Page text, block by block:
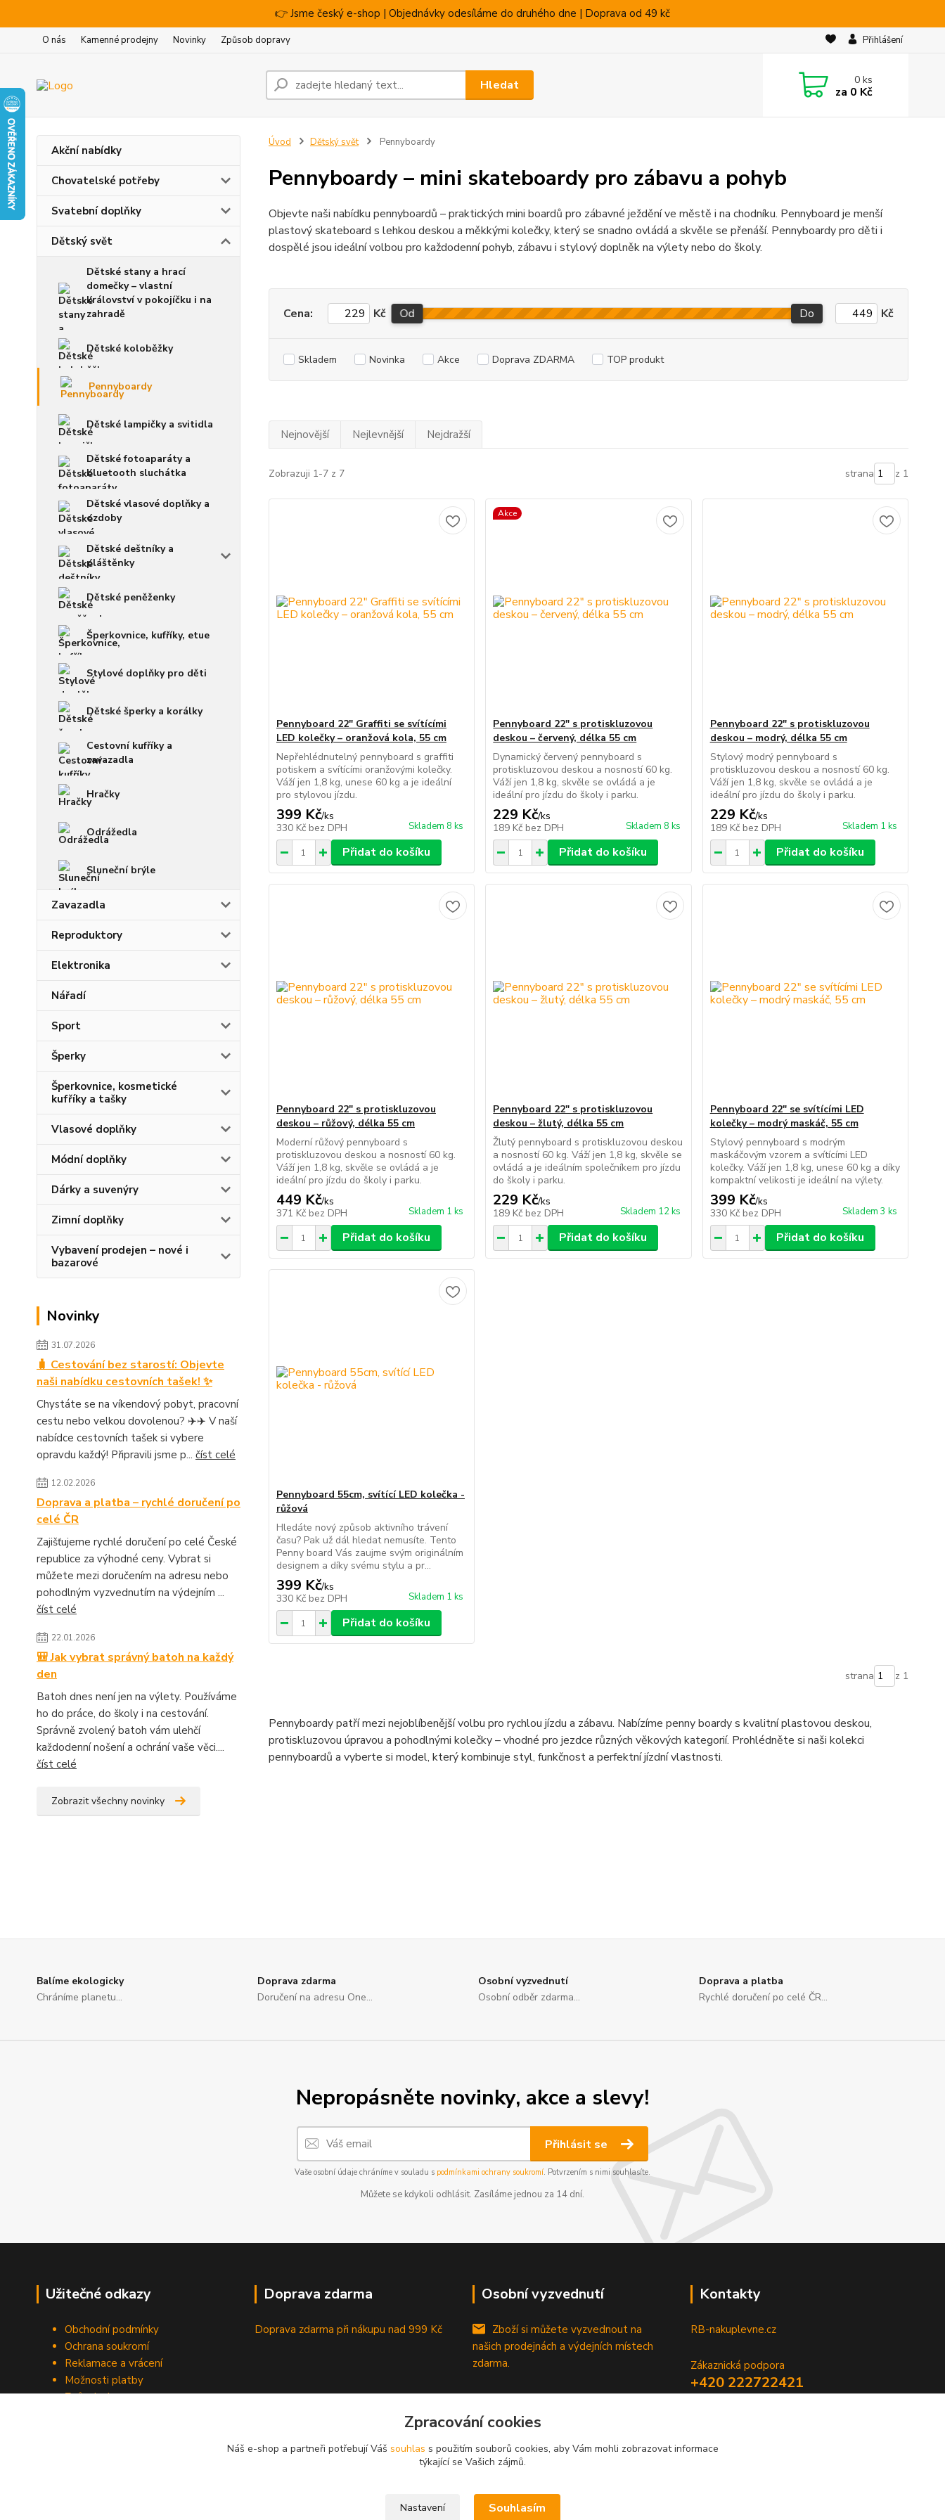
👉 Jsme český e-shop | Objednávky odesíláme do druhého dne | Doprava od 49 kč
O nás Kamenné prodejny Novinky Způsob dopravy Přihlášení
Hledat 0ks
za 0 Kč
Akční nabídky
Chovatelské potřeby
Svatební doplňky
Dětský svět
Dětské stany a hrací
domečky – vlastní
království v pokojíčku i na
zahradě
Dětské koloběžky
Pennyboardy
Dětské lampičky a svitidla
Dětské fotoaparáty a
bluetooth sluchátka
Dětské vlasové doplňky a
ozdoby
Dětské deštníky a
pláštěnky
Dětské peněženky
Šperkovnice, kufříky, etue
Stylové doplňky pro děti
Dětské šperky a korálky
Cestovní kufříky a
zavazadla
Hračky
Odrážedla
Sluneční brýle
Zavazadla
Reproduktory
Elektronika
Nářadí
Sport
Šperky
Šperkovnice, kosmetické
kufříky a tašky
Vlasové doplňky
Módní doplňky
Dárky a suvenýry
Zimní doplňky
Vybavení prodejen – nové i
bazarové
Novinky
31.07.2026
🧳 Cestování bez starostí: Objevte
naši nabídku cestovních tašek! ✨
Chystáte se na víkendový pobyt, pracovní
cestu nebo velkou dovolenou? ✈️✈️ V naší
nabídce cestovních tašek si vybere
opravdu každý! Připravili jsme p... číst celé
12.02.2026
Doprava a platba – rychlé doručení po
celé ČR
Zajišťujeme rychlé doručení po celé České
republice za výhodné ceny. Vybrat si
můžete mezi doručením na adresu nebo
pohodlným vyzvednutím na výdejním ...
číst celé
22.01.2026
🎒 Jak vybrat správný batoh na každý
den
Batoh dnes není jen na výlety. Používáme
ho do práce, do školy i na cestování.
Správně zvolený batoh vám ulehčí
každodenní nošení a ochrání vaše věci....
číst celé
Zobrazit všechny novinky
Úvod Dětský svět Pennyboardy
Pennyboardy – mini skateboardy pro zábavu a pohyb
Objevte naši nabídku pennyboardů – praktických mini boardů pro zábavné ježdění ve městě i na chodníku. Pennyboard je menší
plastový skateboard s lehkou deskou a měkkými kolečky, který se snadno ovládá a skvěle se přenáší. Pennyboardy pro děti i
dospělé jsou ideální volbou pro každodenní pohyb, zábavu i stylový doplněk na výlety nebo do školy.
Cena: Kč Od Do Kč
Skladem Novinka Akce Doprava ZDARMA TOP produkt
Nejnovější Nejlevnější Nejdražší
Zobrazuji 1-7 z 7 strana z 1
Pennyboard 22" Graffiti se svítícími
LED kolečky – oranžová kola, 55 cm
Nepřehlédnutelný pennyboard s graffiti
potiskem a svítícími oranžovými kolečky.
Váží jen 1,8 kg, unese 60 kg a je ideální
pro stylovou jízdu.
399 Kč/ks
330 Kč bez DPH Skladem 8 ks
Přidat do košíku
Akce
Pennyboard 22" s protiskluzovou
deskou – červený, délka 55 cm
Dynamický červený pennyboard s
protiskluzovou deskou a nosností 60 kg.
Váží jen 1,8 kg, skvěle se ovládá a je
ideální pro jízdu do školy i parku.
229 Kč/ks
189 Kč bez DPH Skladem 8 ks
Přidat do košíku
Pennyboard 22" s protiskluzovou
deskou – modrý, délka 55 cm
Stylový modrý pennyboard s
protiskluzovou deskou a nosností 60 kg.
Váží jen 1,8 kg, skvěle se ovládá a je
ideální pro jízdu do školy i parku.
229 Kč/ks
189 Kč bez DPH Skladem 1 ks
Přidat do košíku
Pennyboard 22" s protiskluzovou
deskou – růžový, délka 55 cm
Moderní růžový pennyboard s
protiskluzovou deskou a nosností 60 kg.
Váží jen 1,8 kg, skvěle se ovládá a je
ideální pro jízdu do školy i parku.
449 Kč/ks
371 Kč bez DPH Skladem 1 ks
Přidat do košíku
Pennyboard 22" s protiskluzovou
deskou – žlutý, délka 55 cm
Žlutý pennyboard s protiskluzovou deskou
a nosností 60 kg. Váží jen 1,8 kg, skvěle se
ovládá a je ideálním společníkem pro jízdu
do školy i parku.
229 Kč/ks
189 Kč bez DPH Skladem 12 ks
Přidat do košíku
Pennyboard 22" se svítícími LED
kolečky – modrý maskáč, 55 cm
Stylový pennyboard s modrým
maskáčovým vzorem a svítícími LED
kolečky. Váží jen 1,8 kg, unese 60 kg a díky
kompaktní velikosti je ideální na výlety.
399 Kč/ks
330 Kč bez DPH Skladem 3 ks
Přidat do košíku
Pennyboard 55cm, svítící LED kolečka -
růžová
Hledáte nový způsob aktivního trávení
času? Pak už dál hledat nemusíte. Tento
Penny board Vás zaujme svým originálním
designem a díky svému stylu a pr...
399 Kč/ks
330 Kč bez DPH Skladem 1 ks
Přidat do košíku
strana z 1
Pennyboardy patří mezi nejoblíbenější volbu pro rychlou jízdu a zábavu. Nabízíme penny boardy s kvalitní plastovou deskou,
protiskluzovou úpravou a pohodlnými kolečky – vhodné pro jezdce různých věkových kategorií. Prohlédněte si naši kolekci
pennyboardů a vyberte si model, který kombinuje styl, funkčnost a perfektní jízdní vlastnosti.
Balíme ekologicky
Chráníme planetu...
Doprava zdarma
Doručení na adresu One...
Osobní vyzvednutí
Osobní odběr zdarma...
Doprava a platba
Rychlé doručení po celé ČR...
Nepropásněte novinky, akce a slevy!
Přihlásit se
Vaše osobní údaje chráníme v souladu s podmínkami ochrany soukromí. Potvrzením s nimi souhlasíte.
Můžete se kdykoli odhlásit. Zasíláme jednou za 14 dní.
Užitečné odkazy
Obchodní podmínky
Ochrana soukromí
Reklamace a vrácení
Možnosti platby
Způsob dopravy
Doprava zdarma
Doprava zdarma při nákupu nad 999 Kč
Osobní vyzvednutí
Zboží si můžete vyzvednout na
našich prodejnách a výdejních místech
zdarma.
Kontakty
RB-nakuplevne.cz
Zákaznická podpora
+420 222722421
Zpracování cookies
Náš e-shop a partneři potřebují Váš souhlas s použitím souborů cookies, aby Vám mohli zobrazovat informace
týkající se Vašich zájmů.
Nastavení Souhlasím